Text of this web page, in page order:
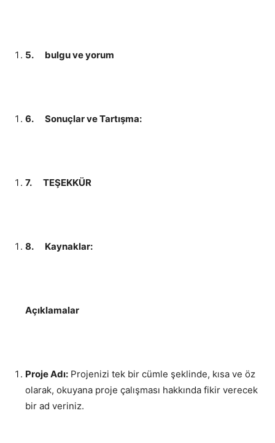
5. bulgu ve yorum
6. Sonuçlar ve Tartışma:
7. TEŞEKKÜR
8. Kaynaklar:
Açıklamalar
Proje Adı: Projenizi tek bir cümle şeklinde, kısa ve öz
olarak, okuyana proje çalışması hakkında fikir verecek
bir ad veriniz.